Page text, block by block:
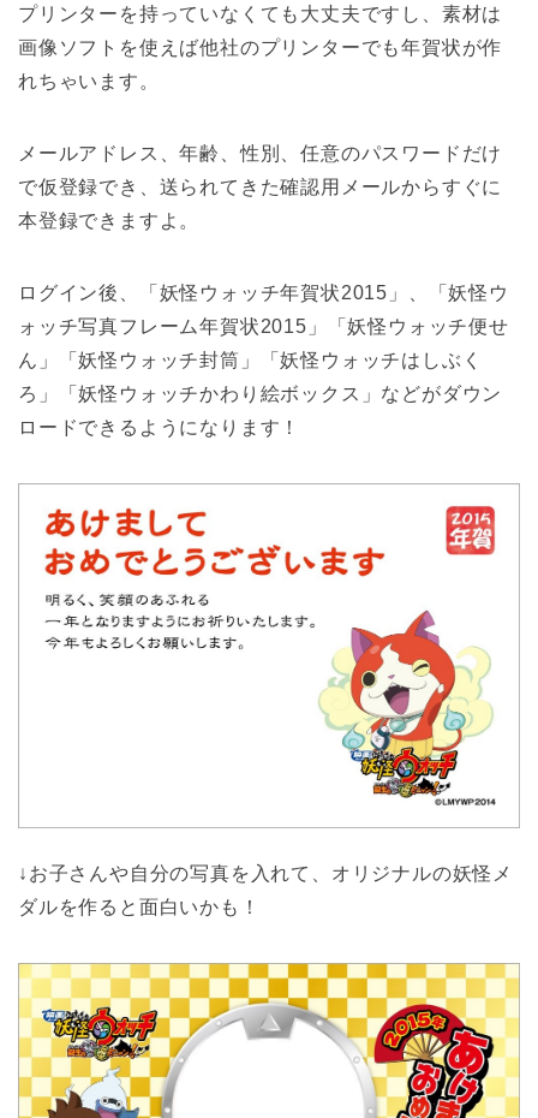
プリンターを持っていなくても大丈夫ですし、素材は
画像ソフトを使えば他社のプリンターでも年賀状が作
れちゃいます。
メールアドレス、年齢、性別、任意のパスワードだけ
で仮登録でき、送られてきた確認用メールからすぐに
本登録できますよ。
ログイン後、「妖怪ウォッチ年賀状2015」、「妖怪ウ
ォッチ写真フレーム年賀状2015」「妖怪ウォッチ便せ
ん」「妖怪ウォッチ封筒」「妖怪ウォッチはしぶく
ろ」「妖怪ウォッチかわり絵ボックス」などがダウン
ロードできるようになります！
↓お子さんや自分の写真を入れて、オリジナルの妖怪メ
ダルを作ると面白いかも！